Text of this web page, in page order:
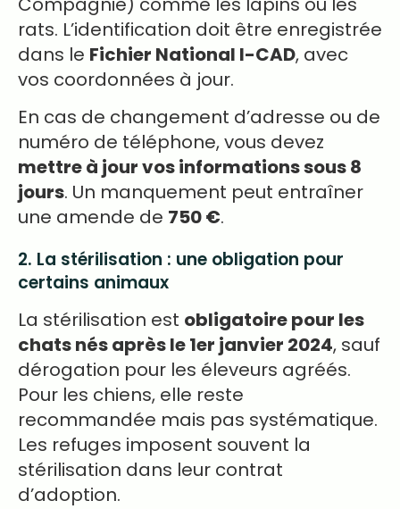
rats. L’identification doit être enregistrée
dans le Fichier National I-CAD, avec
vos coordonnées à jour.
En cas de changement d’adresse ou de
numéro de téléphone, vous devez
mettre à jour vos informations sous 8
jours. Un manquement peut entraîner
une amende de 750 €.
2. La stérilisation : une obligation pour
certains animaux
La stérilisation est obligatoire pour les
chats nés après le 1er janvier 2024, sauf
dérogation pour les éleveurs agréés.
Pour les chiens, elle reste
recommandée mais pas systématique.
Les refuges imposent souvent la
stérilisation dans leur contrat
d’adoption.